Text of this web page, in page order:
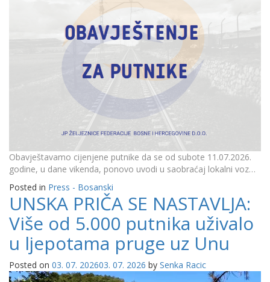
Obavještavamo cijenjene putnike da se od subote 11.07.2026.
godine, u dane vikenda, ponovo uvodi u saobraćaj lokalni voz…
Posted in Press - Bosanski
UNSKA PRIČA SE NASTAVLJA:
Više od 5.000 putnika uživalo
u ljepotama pruge uz Unu
Posted on 03. 07. 202603. 07. 2026 by Senka Racic